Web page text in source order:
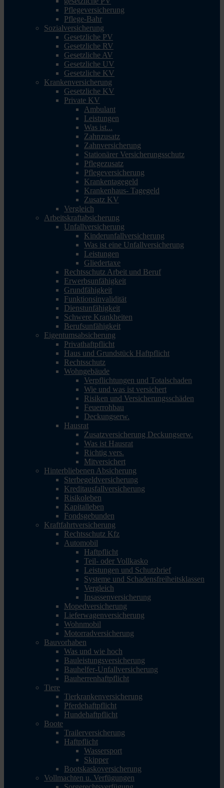
Pflegeversicherung
Pflege-Bahr
Sozialversicherung
Gesetzliche PV
Gesetzliche RV
Gesetzliche AV
Gesetzliche UV
Gesetzliche KV
Krankenversicherung
Gesetzliche KV
Private KV
Ambulant
Leistungen
Was ist...
Zahnzusatz
Zahnversicherung
Stationärer Versicherungsschutz
Pflegezusatz
Pflegeversicherung
Krankentagegeld
Krankenhaus- Tagegeld
Zusatz KV
Vergleich
Arbeitskraftabsicherung
Unfallversicherung
Kinderunfallversicherung
Was ist eine Unfallversicherung
Leistungen
Gliedertaxe
Rechtsschutz Arbeit und Beruf
Erwerbsunfähigkeit
Grundfähigkeit
Funktionsinvalidität
Dienstunfähigkeit
Schwere Krankheiten
Berufsunfähigkeit
Eigentumsabsicherung
Privathaftpflicht
Haus und Grundstück Haftpflicht
Rechtsschutz
Wohngebäude
Verpflichtungen und Totalschaden
Wie und was ist versichert
Risiken und Versicherungsschäden
Feuerrohbau
Deckungserw.
Hausrat
Zusatzversicherung Deckungserw.
Was ist Hausrat
Richtig vers.
Mitversichert
Hinterbliebenen Absicherung
Sterbegeldversicherung
Kreditausfallversicherung
Risikoleben
Kapitalleben
Fondsgebunden
Kraftfahrtversicherung
Rechtsschutz Kfz
Automobil
Haftpflicht
Teil- oder Vollkasko
Leistungen und Schutzbrief
Systeme und Schadensfreiheitsklassen
Vergleich
Insassenversicherung
Mopedversicherung
Lieferwagenversicherung
Wohnmobil
Motorradversicherung
Bauvorhaben
Was und wie hoch
Bauleistungsversicherung
Bauhelfer-Unfallversicherung
Bauherrenhaftpflicht
Tiere
Tierkrankenversicherung
Pferdehaftpflicht
Hundehaftpflicht
Boote
Trailerversicherung
Haftpflicht
Wassersport
Skipper
Bootskaskoversicherung
Vollmachten u. Verfügungen